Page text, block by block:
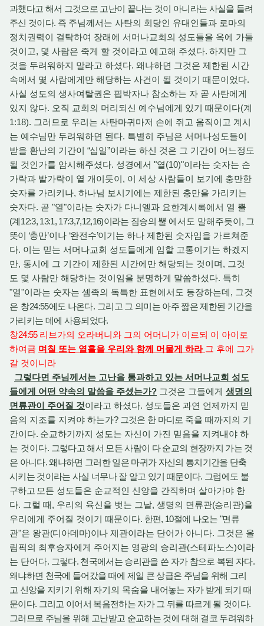
과했다고 해서 그것으로 고난이 끝나는 것이 아니라는 사실을 들려
주신 것이다. 즉 주님께서는 사탄의 회당인 유대인들과 로마의
정치권력이 결탁하여 장래에 서머나교회의 성도들을 옥에 가둘
것이고, 몇 사람은 죽게 할 것이라고 예고해 주셨다. 하지만 그
것을 두려워하지 말라고 하셨다. 왜냐하면 그것은 제한된 시간
속에서 몇 사람에게만 해당하는 사건이 될 것이기 때문이었다.
사실 성도의 생사여탈권은 핍박자나 참소하는 자 곧 사탄에게
있지 않다. 오직 교회의 머리되신 예수님에게 있기 때문이다(계
1:18). 그러므로 우리는 사탄마귀마저 손에 쥐고 움직이고 계시
는 예수님만 두려워하면 된다. 특별히 주님은 서머나성도들이
받을 환난의 기간이 “십일”이라는 하신 것은 그 기간이 어느정도
될 것인가를 암시해주셨다. 성경에서 "열(10)"이라는 숫자는 손
가락과 발가락이 열 개이듯이, 이 세상 사람들이 보기에 충만한
숫자를 가리키나, 하나님 보시기에는 제한된 충만을 가리키는
숫자다. 곧 "열"이라는 숫자가 다니엘과 요한계시록에서 열 뿔
(계12:3, 13:1, 17:3,7,12,16)이라는 짐승의 뿔 에서도 말해주듯이, 그
뜻이 ‘충만’이나 ‘완전수’이기는 하나 제한된 숫자임을 가르쳐준
다. 이는 믿는 서머나교회 성도들에게 임할 고통이기는 하겠지
만, 동시에 그 기간이 제한된 시간에만 해당되는 것이며, 그것
도 몇 사람만 해당하는 것이임을 분명하게 말씀하셨다. 특히
"열"이라는 숫자는 셈족의 독특한 표현에서도 등장하는데, 그것
은 창24:55에도 나온다. 그리고 그 의미는 아주 짧은 제한된 기간을
가리키는 데에 사용되었다.
창24:55 리브가의 오라버니와 그의 어머니가 이르되 이 아이로
하여금 며칠 또는 열흘을 우리와 함께 머물게 하라 그 후에 그가
갈 것이니라
그렇다면 주님께서는 고난을 통과하고 있는 서머나교회 성도
들에게 어떤 약속의 말씀을 주셨는가? 그것은 그들에게 생명의
면류관이 주어질 것이라고 하셨다. 성도들은 과연 언제까지 믿
음의 지조를 지켜야 하는가? 그것은 한 마디로 죽을 때까지의 기
간이다. 순교하기까지 성도는 자신이 가진 믿음을 지켜내야 하
는 것이다. 그렇다고 해서 모든 사람이 다 순교의 현장까지 가는 것
은 아니다. 왜냐하면 그러한 일은 마귀가 자신의 통치기간을 단축
시키는 것이라는 사실 너무나 잘 알고 있기 때문이다. 그럼에도 불
구하고 모든 성도들은 순교적인 신앙을 간직하며 살아가야 한
다. 그럴 때, 우리의 육신을 벗는 그날, 생명의 면류관(승리관)을
우리에게 주어질 것이기 때문이다. 한편, 10절에 나오는 "면류
관"은 왕관(디아데마)이나 제관이라는 단어가 아니다. 그것은 올
림픽의 최후승자에게 주어지는 영광의 승리관(스테파노스)이라
는 단어다. 그렇다. 천국에서는 승리관을 쓴 자가 참으로 복된 자다.
왜냐하면 천국에 들어갔을 때에 제일 큰 상급은 주님을 위해 그리
고 신앙을 지키기 위해 자기의 목숨을 내어놓는 자가 받게 되기 때
문이다. 그리고 이어서 복음전하는 자가 그 뒤를 따르게 될 것이다.
그러므로 주님을 위해 고난받고 순교하는 것에 대해 결코 두려워하